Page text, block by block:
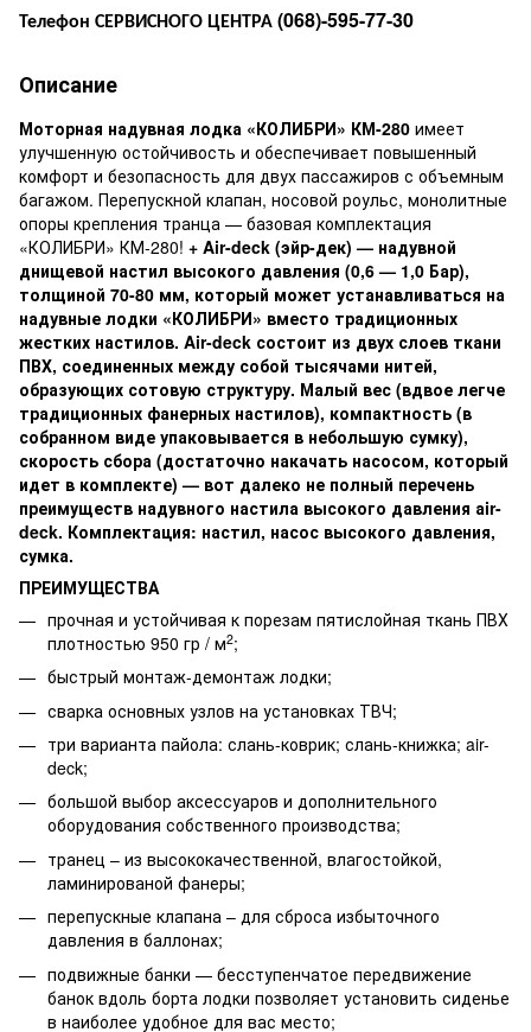
Телефон CЕРВИСНОГО ЦЕНТРА (068)-595-77-30
Описание
Моторная надувная лодка «КОЛИБРИ» КМ-280 имеет
улучшенную остойчивость и обеспечивает повышенный
комфорт и безопасность для двух пассажиров с объемным
багажом. Перепускной клапан, носовой роульс, монолитные
опоры крепления транца — базовая комплектация
«КОЛИБРИ» КМ-280! + Air-deck (эйр-дек) — надувной
днищевой настил высокого давления (0,6 — 1,0 Бар),
толщиной 70-80 мм, который может устанавливаться на
надувные лодки «КОЛИБРИ» вместо традиционных
жестких настилов. Air-deck состоит из двух слоев ткани
ПВХ, соединенных между собой тысячами нитей,
образующих сотовую структуру. Малый вес (вдвое легче
традиционных фанерных настилов), компактность (в
собранном виде упаковывается в небольшую сумку),
скорость сбора (достаточно накачать насосом, который
идет в комплекте) — вот далеко не полный перечень
преимуществ надувного настила высокого давления аir-
deck. Комплектация: настил, насос высокого давления,
сумка.
ПРЕИМУЩЕСТВА
прочная и устойчивая к порезам пятислойная ткань ПВХ
плотностью 950 гр / м2;
быстрый монтаж-демонтаж лодки;
сварка основных узлов на установках ТВЧ;
три варианта пайола: слань-коврик; слань-книжка; air-
deck;
большой выбор аксессуаров и дополнительного
оборудования собственного производства;
транец – из высококачественной, влагостойкой,
ламинированой фанеры;
перепускные клапана – для сброса избыточного
давления в баллонах;
подвижные банки — бесступенчатое передвижение
банок вдоль борта лодки позволяет установить сиденье
в наиболее удобное для вас место;